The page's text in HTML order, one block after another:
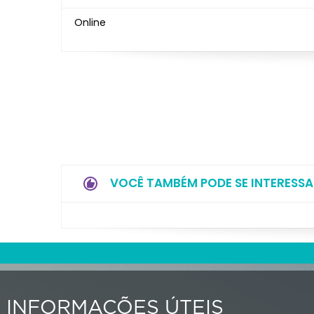
Online
VOCÊ TAMBÉM PODE SE
INFORMAÇÕES ÚTEIS